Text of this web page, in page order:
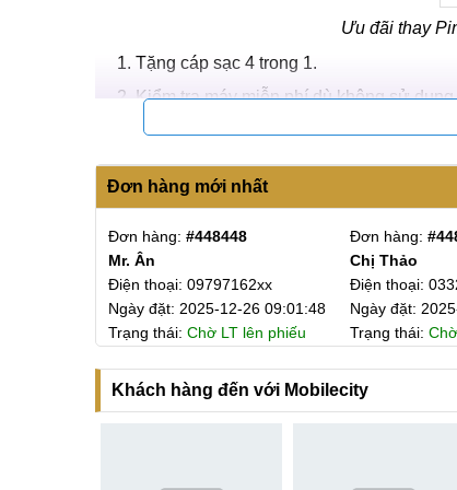
Ưu đãi thay
Tặng cáp sạc 4 trong 1.
Kiểm tra máy miễn phí dù không sử
Miễn phí 100% công thay khi đặt lịch
Miễn phí vệ sinh máy sau sửa chữa.
Bảo hành dài hạn lên đến 12 tháng.
Cam kết thay Pin iPhone 8 Plus
MobileCity Care thay Pin cho iPhone 8
yên tâm và trải nghiệm chất lượng cho khách
Linh kiện Chính hãng, Zin 100%
Để đảm bảo hiệu suất hoạt động cho thiết bị
Đơn hàng mới nhất
Đơn hàng: #448448
Mr. Ân
Điện thoại: 09797162xx
Ngày đặt: 2025-12-26 09:01:48
Trạng thái: Chờ LT lên phiếu
Đơn hàng:
Chị Thảo
Điện thoại:
Ngày đặt:
Trạng thái:
Khách hàng đến với Mobilecity